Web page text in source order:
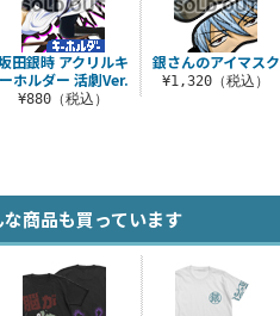
銀さんのアイマスク
¥1,320（税込）
田銀時 アクリルキ
ーホルダー 活劇Ver.
¥880（税込）
商品も買っています